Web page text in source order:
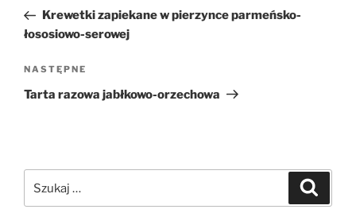
wpisKrewetki zapiekane w pierzynce parmeńsko-
łososiowo-serowej
Następny
wpis
NASTĘPNE
Tarta razowa jabłkowo-orzechowa